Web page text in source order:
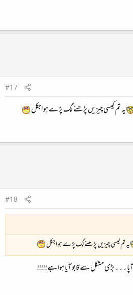
#17
یہ تم کیسی چیزیں پڑھنے لگ پڑے ہو اجکل
#18
یہ تم کیسی چیزیں پڑھنے لگ پڑے ہو اجکل
آپا ۔۔۔بڑی مشکل سے قابو آیا ہوا ہے!!!!!